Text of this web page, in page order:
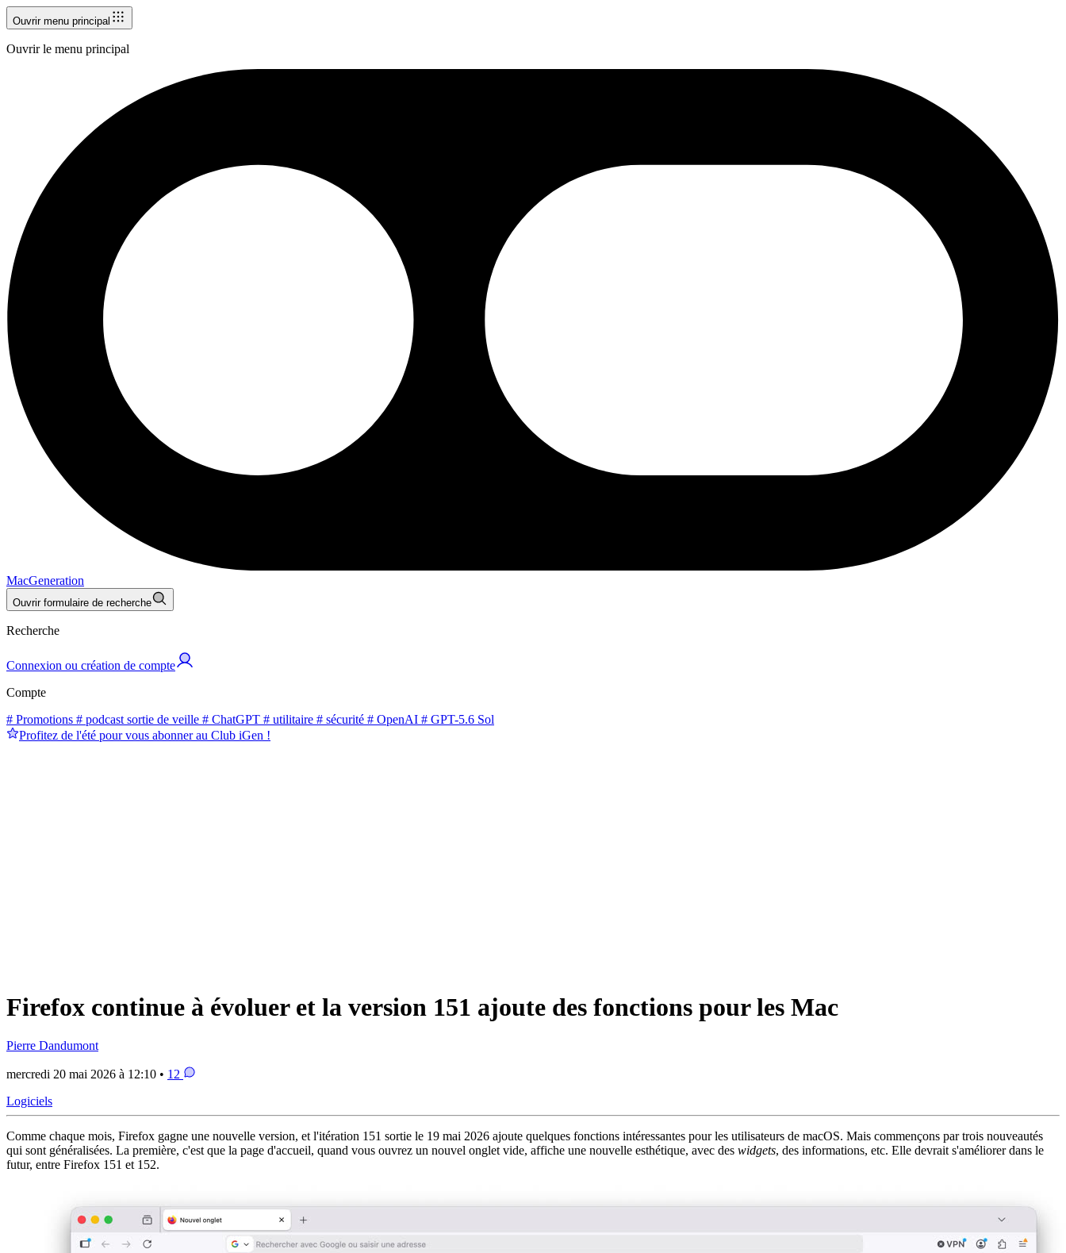
Ouvrir menu principal
Ouvrir le menu principal
MacGeneration
Ouvrir formulaire de recherche
Recherche
Connexion ou création de compte
Compte
# Promotions # podcast sortie de veille # ChatGPT # utilitaire # sécurité # OpenAI # GPT-5.6 Sol
Profitez de l'été pour vous abonner au Club iGen !
Firefox continue à évoluer et la version 151 ajoute des fonctions pour les Mac
Pierre Dandumont
mercredi 20 mai 2026 à 12:10 • 12
Logiciels
Comme chaque mois, Firefox gagne une nouvelle version, et l'itération 151 sortie le 19 mai 2026 ajoute quelques fonctions intéressantes pour les utilisateurs de macOS. Mais commençons par trois nouveautés
qui sont généralisées. La première, c'est que la page d'accueil, quand vous ouvrez un nouvel onglet vide, affiche une nouvelle esthétique, avec des widgets, des informations, etc. Elle devrait s'améliorer dans le
futur, entre Firefox 151 et 152.